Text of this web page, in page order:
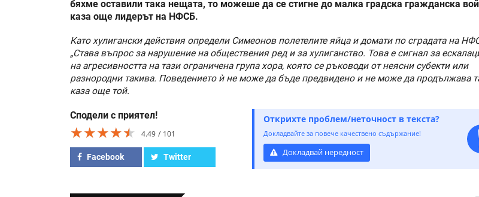
бяхме оставили така нещата, то можеше да се стигне до малка градска гражданска
каза още лидерът на НФСБ.
Като хулигански действия определи Симеонов полетелите яйца и домати по сградата на
„Става въпрос за нарушение на обществения ред и за хулиганство. Това е сигнал за
на агресивността на тази ограничена група хора, която се ръководи от неясни субекти или
разнородни такива. Поведението ѝ не може да бъде предвидено и не може да продължава
каза още той.
Сподели с приятел!
★★★★★
★★★★★
★★★★★ 4.49 101
Facebook Twitter
Открихте проблем/неточност в текста?
Докладвайте за повече качествено съдържание!
Докладвай нередност